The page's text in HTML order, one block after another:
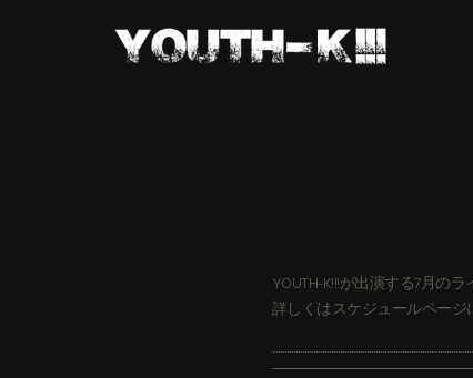
YOUTH-K!!!が出演する7月の
詳しくはスケジュールページ